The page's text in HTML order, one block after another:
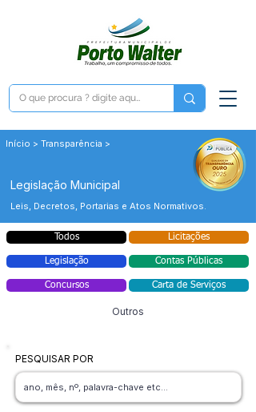
Legislação Municipal
Leis, Decretos, Portarias e Atos Normativos.
Início > Transparência >
Todos
Legislação
Concursos
Licitações
Contas Públicas
Carta de Serviços
Outros
PESQUISAR POR